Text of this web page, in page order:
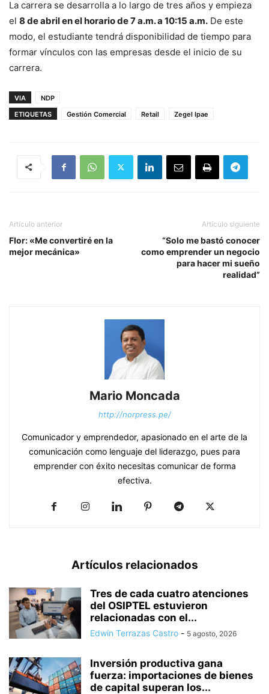
La carrera se desarrolla a lo largo de tres años y empieza
el 8 de abril en el horario de 7 a.m. a 10:15 a.m. De este
modo, el estudiante tendrá disponibilidad de tiempo para
formar vínculos con las empresas desde el inicio de su
carrera.
VIA
NDP
ETIQUETAS
Gestión Comercial Retail Zegel Ipae
Artículo anterior
Flor: «Me convertiré en la
mejor mecánica»
Artículo siguiente
“Solo me bastó conocer
como emprender un negocio
para hacer mi sueño
realidad”
Mario Moncada
http://norpress.pe/
Comunicador y emprendedor, apasionado en el arte de la
comunicación como lenguaje del liderazgo, pues para
emprender con éxito necesitas comunicar de forma
efectiva.
Artículos relacionados
Tres de cada cuatro atenciones
del OSIPTEL estuvieron
relacionadas con el...
Edwin Terrazas Castro - 5 agosto, 2026
Inversión productiva gana
fuerza: importaciones de bienes
de capital superan los...